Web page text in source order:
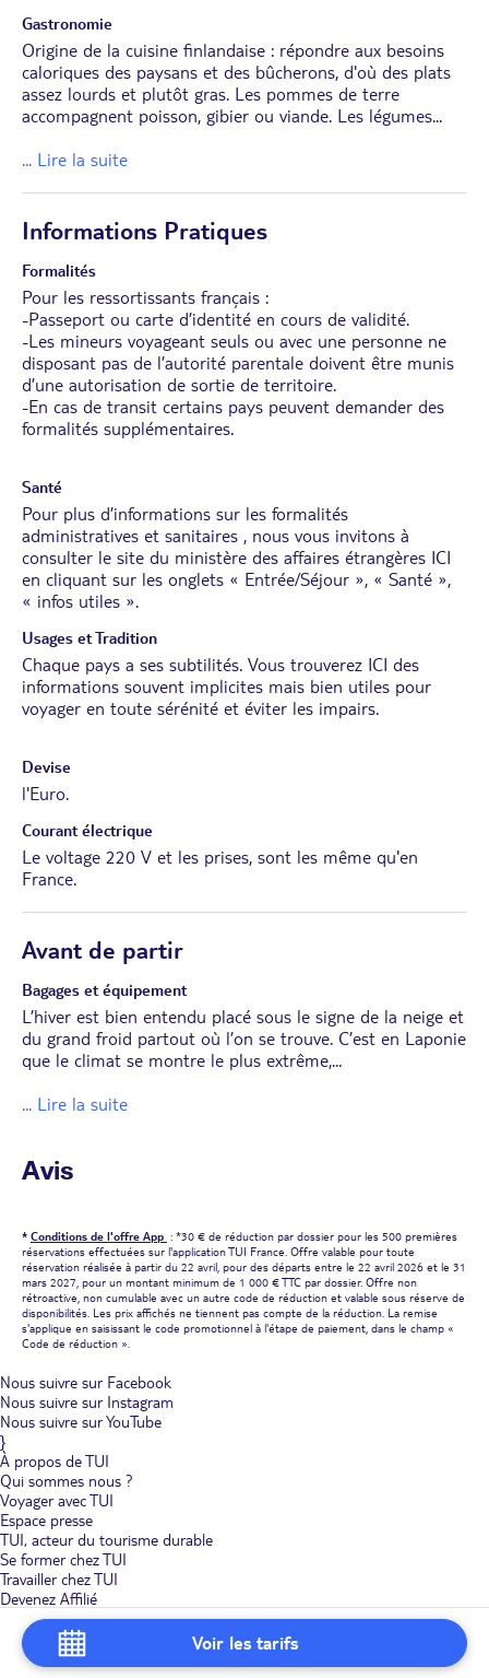
Voir les tarifs
Gastronomie
Origine de la cuisine finlandaise : répondre aux besoins
caloriques des paysans et des bûcherons, d'où des plats
assez lourds et plutôt gras. Les pommes de terre
accompagnent poisson, gibier ou viande. Les légumes...
... Lire la suite
Informations Pratiques
Formalités
Pour les ressortissants français :
-Passeport ou carte d’identité en cours de validité.
-Les mineurs voyageant seuls ou avec une personne ne
disposant pas de l’autorité parentale doivent être munis
d’une autorisation de sortie de territoire.
-En cas de transit certains pays peuvent demander des
formalités supplémentaires.
Santé
Pour plus d’informations sur les formalités
administratives et sanitaires , nous vous invitons à
consulter le site du ministère des affaires étrangères ICI
en cliquant sur les onglets « Entrée/Séjour », « Santé »,
« infos utiles ».
Usages et Tradition
Chaque pays a ses subtilités. Vous trouverez ICI des
informations souvent implicites mais bien utiles pour
voyager en toute sérénité et éviter les impairs.
Devise
l'Euro.
Courant électrique
Le voltage 220 V et les prises, sont les même qu'en
France.
Avant de partir
Bagages et équipement
L’hiver est bien entendu placé sous le signe de la neige et
du grand froid partout où l’on se trouve. C’est en Laponie
que le climat se montre le plus extrême,...
... Lire la suite
Avis
* Conditions de l'offre App : *30 € de réduction par dossier pour les 500 premières
réservations effectuées sur l'application TUI France. Offre valable pour toute
réservation réalisée à partir du 22 avril, pour des départs entre le 22 avril 2026 et le 31
mars 2027, pour un montant minimum de 1 000 € TTC par dossier. Offre non
rétroactive, non cumulable avec un autre code de réduction et valable sous réserve de
disponibilités. Les prix affichés ne tiennent pas compte de la réduction. La remise
s'applique en saisissant le code promotionnel à l'étape de paiement, dans le champ «
Code de réduction ».
Nous suivre sur Facebook
Nous suivre sur Instagram
Nous suivre sur YouTube
}
À propos de TUI
Qui sommes nous ?
Voyager avec TUI
Espace presse
TUI, acteur du tourisme durable
Se former chez TUI
Travailler chez TUI
Devenez Affilié
Nos agences de voyages
Devenez Agence TUI Store
Conditions